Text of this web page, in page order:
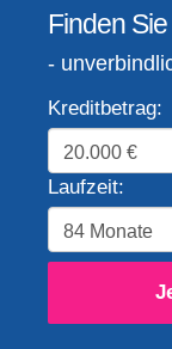
Finden
-
Kreditbetrag:
Laufzeit: